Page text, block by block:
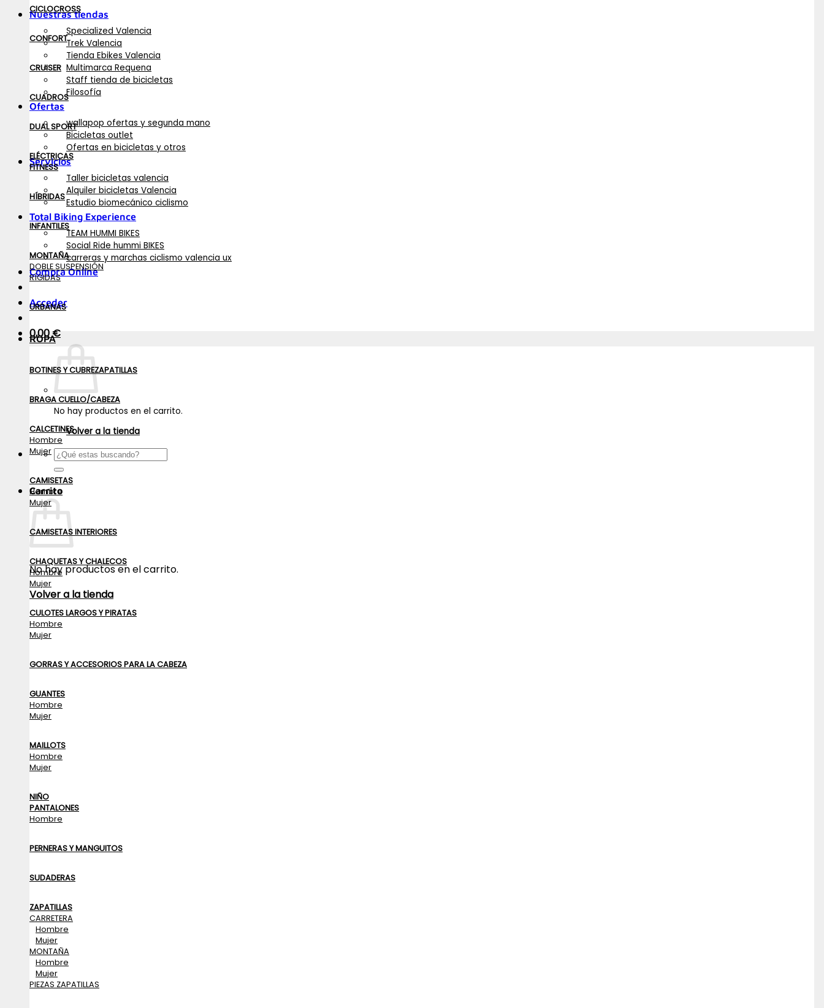
Nuestras tiendas
Specialized Valencia
Trek Valencia
Tienda Ebikes Valencia
Multimarca Requena
Staff tienda de bicicletas
Filosofía
Ofertas
wallapop ofertas y segunda mano
Bicicletas outlet
Ofertas en bicicletas y otros
Servicios
Taller bicicletas valencia
Alquiler bicicletas Valencia
Estudio biomecánico ciclismo
Total Biking Experience
TEAM HUMMI BIKES
Social Ride hummi BIKES
carreras y marchas ciclismo valencia ux
Compra Online
Acceder
0,00€
No hay productos en el carrito.
Volver a la tienda
Buscar
por:
Carrito
No hay productos en el carrito.
Volver a la tienda
CICLOCROSS
CONFORT
CRUISER
CUADROS
DUAL SPORT
ELÉCTRICAS
FITNESS
HÍBRIDAS
INFANTILES
MONTAÑA
DOBLE SUSPENSIÓN
RÍGIDAS
URBANAS
ROPA
BOTINES Y CUBREZAPATILLAS
BRAGA CUELLO/CABEZA
CALCETINES
Hombre
Mujer
CAMISETAS
Hombre
Mujer
CAMISETAS INTERIORES
CHAQUETAS Y CHALECOS
Hombre
Mujer
CULOTES LARGOS Y PIRATAS
Hombre
Mujer
GORRAS Y ACCESORIOS PARA LA CABEZA
GUANTES
Hombre
Mujer
MAILLOTS
Hombre
Mujer
NIÑO
PANTALONES
Hombre
PERNERAS Y MANGUITOS
SUDADERAS
ZAPATILLAS
CARRETERA
Hombre
Mujer
MONTAÑA
Hombre
Mujer
PIEZAS ZAPATILLAS